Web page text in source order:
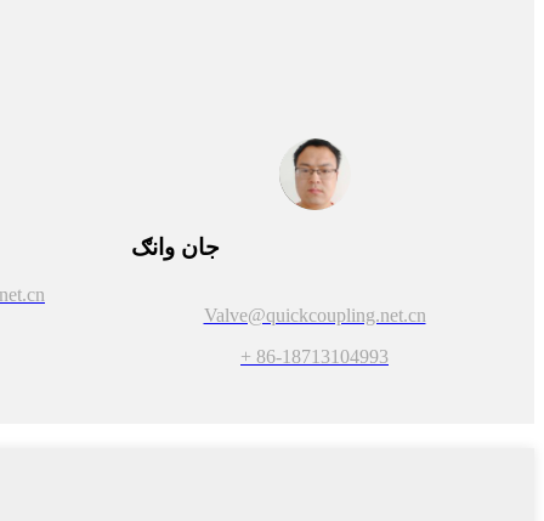
جان وانګ
Valve@quickcoupling.net.cn
+ 86-18713104993